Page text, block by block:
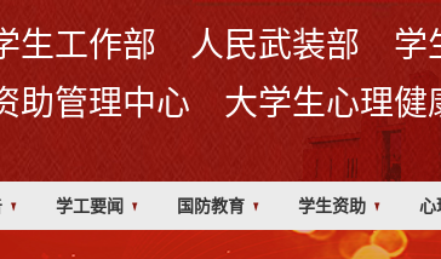
生工作部 人民武装部 学
助管理中心 大学生心理健
学工要闻 国防教育 学生资助 心